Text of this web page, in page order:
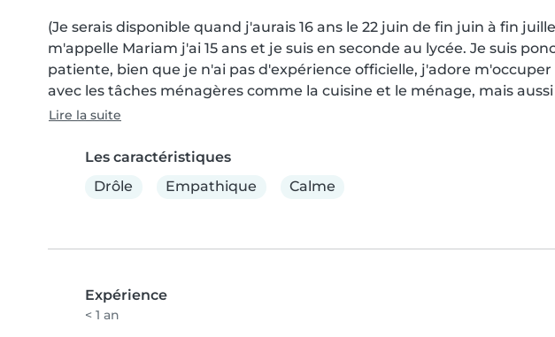
(Je serais disponible quand j'aurais 16 ans le 22 juin de fin juin à fin
m'appelle Mariam j'ai 15 ans et je suis en seconde au lycée. Je suis
patiente, bien que je n'ai pas d'expérience officielle, j'adore m'occuper
avec les tâches ménagères comme la cuisine et le ménage, mais
Lire la suite
Les caractéristiques
Drôle
Empathique Calme
Expérience
< 1 an